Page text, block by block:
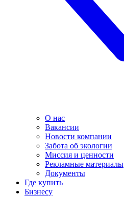
О нас
Вакансии
Новости компании
Забота об экологии
Миссия и ценности
Рекламные материалы
Документы
Где купить
Бизнесу